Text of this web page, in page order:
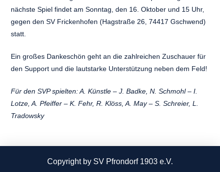
nächste Spiel findet am Sonntag, den 16. Oktober und 15 Uhr,
gegen den SV Frickenhofen (Hagstraße 26, 74417 Gschwend)
statt.
Ein großes Dankeschön geht an die zahlreichen Zuschauer für
den Support und die lautstarke Unterstützung neben dem Feld!
Für den SVP spielten: A. Künstle – J. Badke, N. Schmohl – I.
Lotze, A. Pfeiffer – K. Fehr, R. Klöss, A. May – S. Schreier, L.
Tradowsky
Copyright by SV Pfrondorf 1903 e.V.